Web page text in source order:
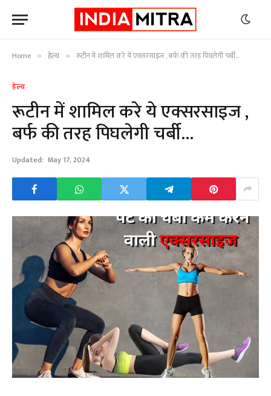
Home » हेल्थ » रूटीन में शामिल करे ये एक्सरसाइज , बर्फ की तरह पिघलेगी चर्बी…
हेल्थ
रूटीन में शामिल करे ये एक्सरसाइज ,
बर्फ की तरह पिघलेगी चर्बी…
Updated: May 17, 2024